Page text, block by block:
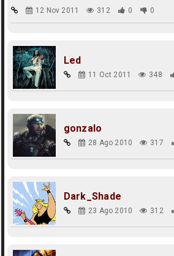
12 Nov 2011 312 0 0
Led
11 Oct 2011 348
gonzalo
28 Ago 2010 317
Dark_Shade
23 Ago 2010 312